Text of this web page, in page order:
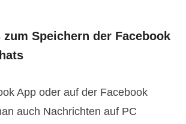
zum Speichern der Facebook
App oder auf der Facebook
auch Nachrichten auf PC